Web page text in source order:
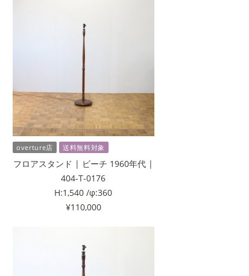
overture店 送料無料対象
フロアスタンド | ビーチ 1960年代 |
404-T-0176
H:1,540 /φ:360
¥110,000